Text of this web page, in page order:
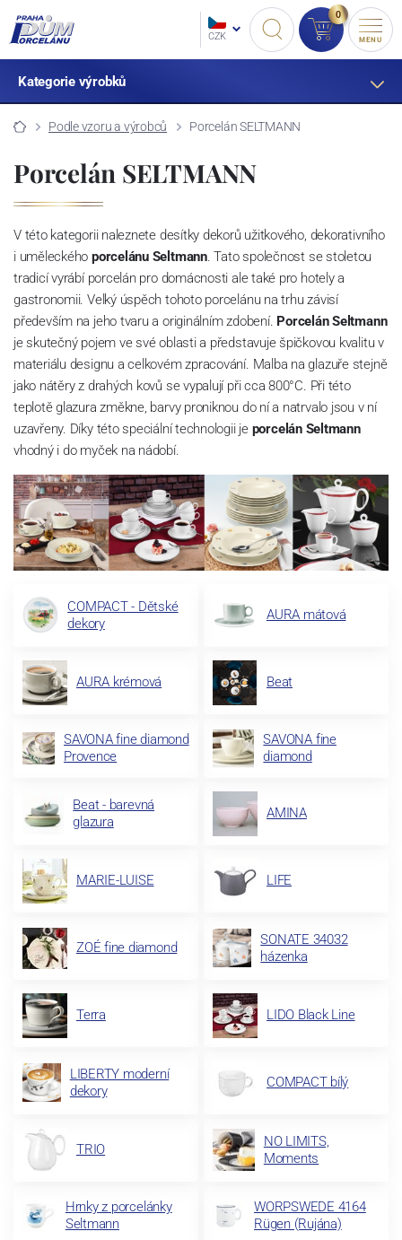
CZK
0
MENU
Kategorie výrobků
Podle vzoru a výrobců Porcelán SELTMANN
Porcelán SELTMANN
V této kategorii naleznete desítky dekorů užitkového, dekorativního
i uměleckéhoporcelánu Seltmann. Tato společnost se stoletou
tradicí vyrábí porcelán pro domácnosti ale také pro hotely a
gastronomii. Velký úspěch tohoto porcelánu na trhu závisí
především na jeho tvaru a originálním zdobení. Porcelán Seltmann
je skutečný pojem ve své oblasti a představuje špičkovou kvalitu v
materiálu designu a celkovém zpracování. Malba na glazuře stejně
jako nátěry z drahých kovů se vypalují při cca 800°C. Při této
teplotě glazura změkne, barvy proniknou do ní a natrvalo jsou v ní
uzavřeny. Díky této speciální technologii je porcelán Seltmann
vhodný i do myček na nádobí.
COMPACT - Dětské
dekory
AURA mátová
AURA krémová Beat
SAVONA fine diamond
Provence
SAVONA fine
diamond
Beat - barevná
glazura
AMINA
MARIE-LUISE LIFE
ZOÉ fine diamond
SONATE 34032
házenka
Terra LIDO Black Line
LIBERTY moderní
dekory
COMPACT bílý
TRIO
NO LIMITS,
Moments
Hrnky z porcelánky
Seltmann
WORPSWEDE 4164
Rügen (Rujána)